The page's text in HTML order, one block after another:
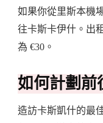
如果你從里斯本機
往卡斯卡伊什。出
為 €30。
如何計劃前
造訪卡斯凱什的最